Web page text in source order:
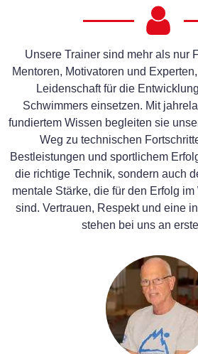
Unsere Trainer sind mehr als nur
Mentoren, Motivatoren und
Leidenschaft für die
Schwimmers einsetzen. Mit
fundiertem Wissen begleiten sie
Weg zu technischen
Bestleistungen und sportlichem
die richtige Technik, sondern auch
mentale Stärke, die für den Erfolg
sind. Vertrauen, Respekt und eine
stehen bei uns an